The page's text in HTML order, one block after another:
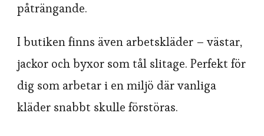
påträngande.
I butiken finns även arbetskläder – västar,
jackor och byxor som tål slitage. Perfekt för
dig som arbetar i en miljö där vanliga
kläder snabbt skulle förstöras.